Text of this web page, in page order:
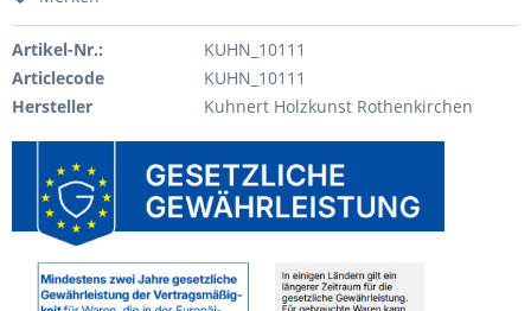
Artikel-Nr.:
KUHN_10111
Articlecode
KUHN_10111
Hersteller
Kuhnert Holzkunst Rothenkirchen